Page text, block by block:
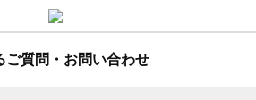
ご質問・お問い合わせ